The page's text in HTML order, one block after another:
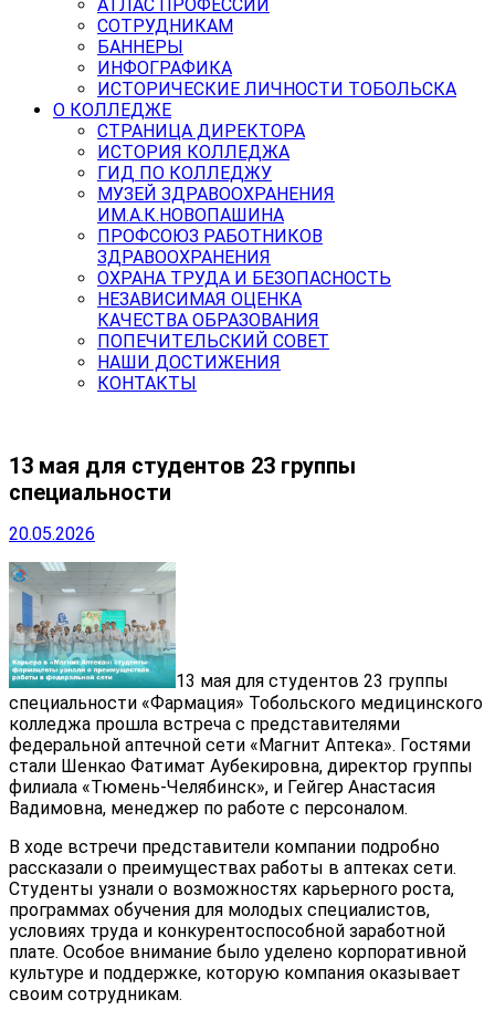
АТЛАС ПРОФЕССИЙ
СОТРУДНИКАМ
БАННЕРЫ
ИНФОГРАФИКА
ИСТОРИЧЕСКИЕ ЛИЧНОСТИ ТОБОЛЬСКА
О КОЛЛЕДЖЕ
СТРАНИЦА ДИРЕКТОРА
ИСТОРИЯ КОЛЛЕДЖА
ГИД ПО КОЛЛЕДЖУ
МУЗЕЙ ЗДРАВООХРАНЕНИЯ
ИМ.А.К.НОВОПАШИНА
ПРОФСОЮЗ РАБОТНИКОВ
ЗДРАВООХРАНЕНИЯ
ОХРАНА ТРУДА И БЕЗОПАСНОСТЬ
НЕЗАВИСИМАЯ ОЦЕНКА
КАЧЕСТВА ОБРАЗОВАНИЯ
ПОПЕЧИТЕЛЬСКИЙ СОВЕТ
НАШИ ДОСТИЖЕНИЯ
КОНТАКТЫ
13 мая для студентов 23 группы
специальности
20.05.2026
13 мая для студентов 23 группы
специальности «Фармация» Тобольского медицинского
колледжа прошла встреча с представителями
федеральной аптечной сети «Магнит Аптека». Гостями
стали Шенкао Фатимат Аубекировна, директор группы
филиала «Тюмень-Челябинск», и Гейгер Анастасия
Вадимовна, менеджер по работе с персоналом.
В ходе встречи представители компании подробно
рассказали о преимуществах работы в аптеках сети.
Студенты узнали о возможностях карьерного роста,
программах обучения для молодых специалистов,
условиях труда и конкурентоспособной заработной
плате. Особое внимание было уделено корпоративной
культуре и поддержке, которую компания оказывает
своим сотрудникам.